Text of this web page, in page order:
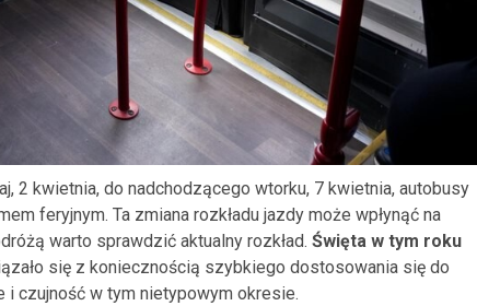
2 kwietnia, do nadchodzącego wtorku, 7 kwietnia, autobusy
feryjnym. Ta zmiana rozkładu jazdy może wpłynąć na
warto sprawdzić aktualny rozkład. Święta w tym roku
się z koniecznością szybkiego dostosowania się do
i czujność w tym nietypowym okresie.